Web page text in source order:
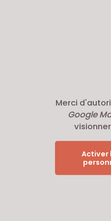
Merci
Google
Activer